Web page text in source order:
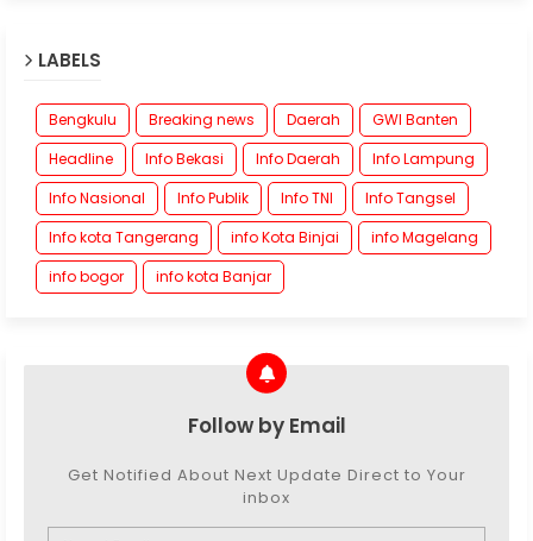
LABELS
Bengkulu Breaking news Daerah
GWI Banten
Headline
Info Bekasi Info Daerah
Info Lampung
Info Nasional
Info Publik Info TNI
Info Tangsel
Info kota Tangerang
info Kota Binjai
info Magelang
info bogor
info kota Banjar
Follow by Email
Get Notified About Next Update Direct to Your
inbox